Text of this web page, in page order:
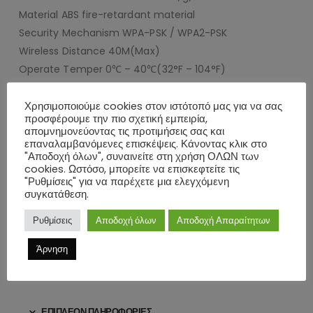
Material ABS fire-retardant material
Security Mechanism WPA-PSK / WPA2-PSK
Wireless Distance 40M(Max)
Operate Temper 0℃ – 40℃(32°F – 104°F)
Operating Humidity 0% -90% non-condensing
Storage Temper 0℃ – 60℃(32°F – 140°F)
Storage Humidity 0% -90% non-condensing
Close/Open Valve Time 5-10 Seconds
Torque 30-60 kgf.cm
Type
BALL VALVES, Water Regulating Valves, Air Valves & Vents
Port Size 1/2″-1-1/4″ Media Gas/Water APP
TuyaSmart/SmartLife
Support Amazon Alexa, Google Assistant/Home, IFTT
Χρησιμοποιούμε cookies στον ιστότοπό μας για να σας
προσφέρουμε την πιο σχετική εμπειρία,
απομνημονεύοντας τις προτιμήσεις σας και
επαναλαμβανόμενες επισκέψεις. Κάνοντας κλικ στο
"Αποδοχή όλων", συναινείτε στη χρήση ΟΛΩΝ των
cookies. Ωστόσο, μπορείτε να επισκεφτείτε τις
"Ρυθμίσεις" για να παρέχετε μια ελεγχόμενη
συγκατάθεση.
Ρυθμίσεις Αποδοχή όλων Αποδοχή Απαραίτητων
Άρνηση